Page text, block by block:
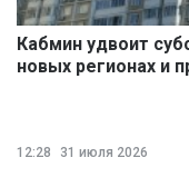
Кабмин удвоит
новых регионах и
12:28 31 июля 2026